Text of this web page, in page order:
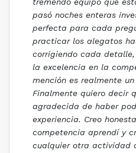
tremendo equipo que
pasó noches enteras
perfecta para cada
practicar los alegatos
corrigiendo cada
la excelencia en la
mención es realmente
Finalmente quiero decir
agradecida de haber
experiencia. Creo
competencia aprendí y
cualquier otra actividad